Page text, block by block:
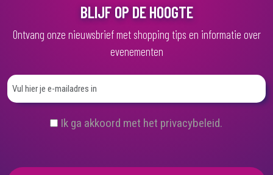
BLIJF OP DE HOOGTE
Ontvang onze nieuwsbrief met shopping tips en informatie over
evenementen
(
e
Ik ga akkoord met het privacybeleid.